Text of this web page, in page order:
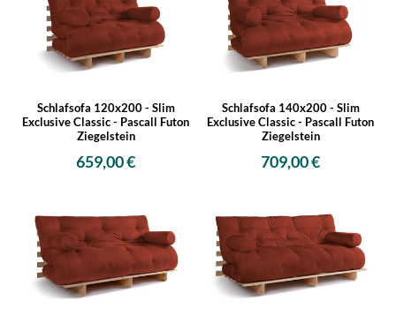
Schlafsofa 120x200 - Slim
Exclusive Classic - Pascall Futon
Ziegelstein
659,00 €
Schlafsofa 140x200 - Slim
Exclusive Classic - Pascall Futon
Ziegelstein
709,00 €